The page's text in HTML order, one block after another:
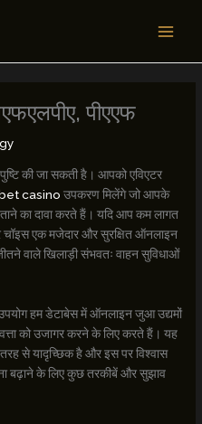
पीएएफ
की जा सकती है। आपको एविएटर
casino उपकरण मिलेंगे जो आपके
का दावा करते हैं। यदि आप कम लागत
एक मजेदार और सुरक्षित ऑनलाइन
वाले खिलाड़ी संभवतः वाहन सुविधाओं
हम डेटाबेस में ऑनलाइन जुआ उद्यमों
को उजागर करने के लिए करते हैं। यह
से यादृच्छिक है और इस पर विश्वास
बढ़ाने के लिए कुछ तरकीबें और सुझाव